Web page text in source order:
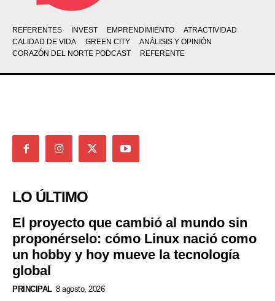
REFERENTES INVEST EMPRENDIMIENTO
ATRACTIVIDAD
CALIDAD DE VIDA
GREEN CITY
ANÁLISIS Y OPINIÓN
CORAZÓN DEL NORTE PODCAST
REFERENTE
LO ÚLTIMO
El proyecto que cambió al mundo sin
proponérselo: cómo Linux nació como
un hobby y hoy mueve la tecnología
global
PRINCIPAL 8 agosto, 2026